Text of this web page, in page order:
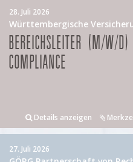
28. Juli 2026
Württembergische
BEREICHSLEITER (M/W/
COMPLIANCE
Details anzeigen
27. Juli 2026